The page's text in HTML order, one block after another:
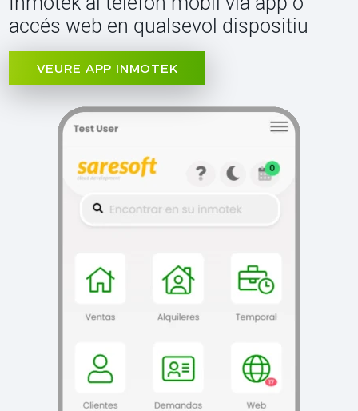
accés web en qualsevol dispositiu
VEURE APP INMOTEK